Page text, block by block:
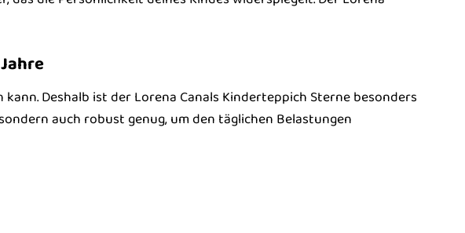
Deshalb ist der Lorena Canals Kinderteppich Sterne besonders
auch robust genug, um den täglichen Belastungen